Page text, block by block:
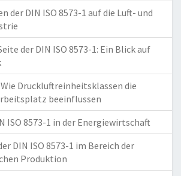
der DIN ISO 8573-1 auf die Luft- und
der DIN ISO 8573-1: Ein Blick auf
Wie Druckluftreinheitsklassen die
beeinflussen
ISO 8573-1 in der Energiewirtschaft
DIN ISO 8573-1 im Bereich der
Produktion